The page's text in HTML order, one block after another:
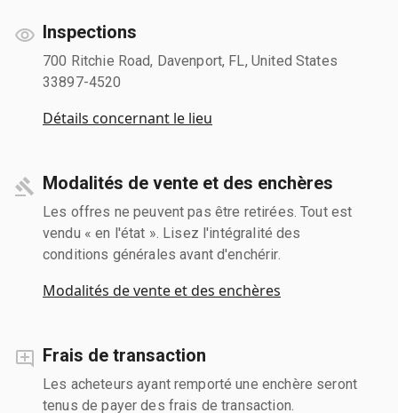
Inspections
700 Ritchie Road, Davenport, FL, United States
33897-4520
Détails concernant le lieu
Modalités de vente et des enchères
Les offres ne peuvent pas être retirées. Tout est
vendu « en l'état ». Lisez l'intégralité des
conditions générales avant d'enchérir.
Modalités de vente et des enchères
Frais de transaction
Les acheteurs ayant remporté une enchère seront
tenus de payer des frais de transaction.